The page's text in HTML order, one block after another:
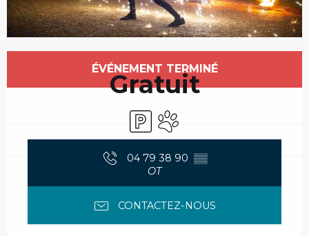
Ouverture et coordonnées
ÉVÉNEMENT TERMINÉ
Gratuit
ParkingAnimaux acceptés
04 79 38 90 ▒▒
OT
CONTACTEZ-NOUS